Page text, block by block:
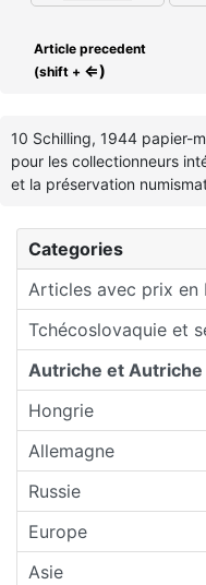
Categories
Articles avec prix en
Tchécoslovaquie et
Autriche et Autriche
Hongrie
Allemagne
Russie
Europe
Asie
Article precedent
(shift + ⇐)
10 Schilling, 1944 papier-
pour les collectionneurs
et la préservation